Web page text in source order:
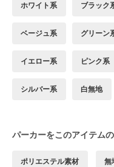
ホワイト系 ブラック
ベージュ系 グリーン
イエロー系 ピンク系
シルバー系 白無地
パーカーをこのアイテム
ポリエステル素材 無